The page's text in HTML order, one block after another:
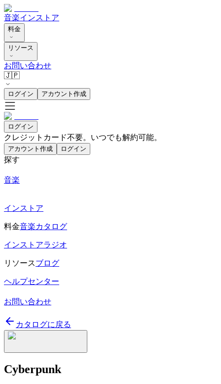
音楽インストア
料金
リソース
お問い合わせ
🇯🇵
ログイン アカウント作成
ログイン
クレジットカード不要。いつでも解約可能。
アカウント作成 ログイン
探す
音楽
インストア
料金音楽カタログ
インストアラジオ
リソースブログ
ヘルプセンター
お問い合わせ
カタログに戻る
Cyberpunk